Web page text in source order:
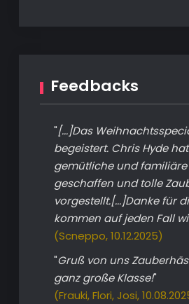
Feedbacks
"[...]Das
begeistert. Chris Hyde
gemütliche und
geschaffen und tolle
vorgestellt.[...]Danke für
kommen auf jeden Fall
(Scneppo, 10.12.2025)
"Gruß von uns
ganz große Klasse!"
(Frauki, Flori, Josi,